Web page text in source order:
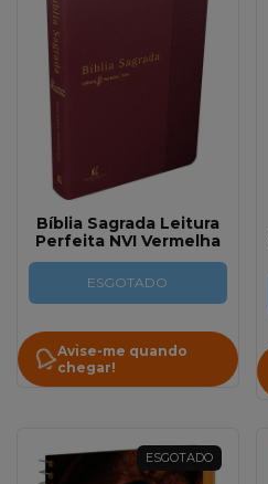
Bíblia Sagrada Leitura
Perfeita NVI Vermelha
ESGOTADO
Avise-me quando
chegar!
ESGOTADO